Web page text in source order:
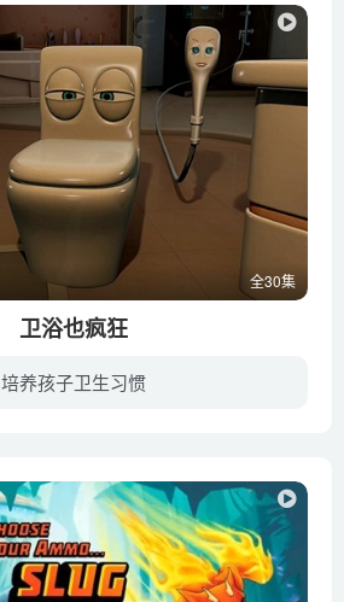
全30集
卫浴也疯狂
培养孩子卫生习惯